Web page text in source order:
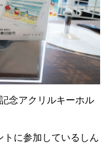
念アクリルキーホル
に参加しているしん